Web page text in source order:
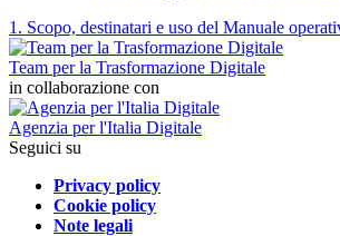
1. Scopo, destinatari e uso del Manuale
Team per la Trasformazione Digitale
in collaborazione con
Agenzia per l'Italia Digitale
Seguici su
Privacy policy
Cookie policy
Note legali